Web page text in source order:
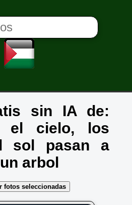
sin IA de:
el cielo, los
sol pasan a
arbol
fotos seleccionadas